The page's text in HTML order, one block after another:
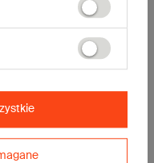
(długość x szerokość x
3-warstwowej, fala B